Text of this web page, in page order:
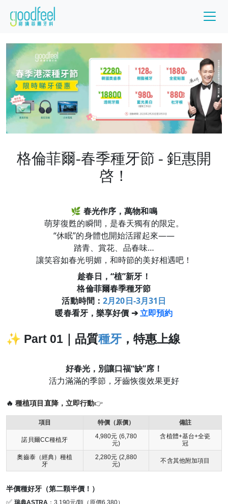
格倫菲爾-春季種牙節 - 鉅惠開
啓！
🌿 春光作序，萬物和鳴
萌芽復甦的瞬間，是春天獨有的限定。
“休眠”的身體也開始活躍起來——
踏青、賞花、品春味…
讓笑容如春光明媚，和時節的美好相遇吧！
趁春日，“植”新牙！
格倫菲爾春季種牙節
活動時間：2月20日-3月31日
暖春看牙，樂享好價 ➔立即預約
✨ Part 01｜品質種牙 ，特惠上線
好春光，別讓口福“缺”席！
活力滿滿的季節，牙齒恢復效果更好
🔥 種植項目直降， 立即行動👉
項目 特價（原價） 備註
諾貝爾CC種植牙
4,980元 (6,780
元)
含植體+基台+全瓷
冠
奧齒泰（經典）種植
牙
2,280元 (2,880
元)
不含其他附加項目
半價種好牙（第二顆半價！）
✅ 瑞典ASTRA ：3,190元/顆（原價6,380）